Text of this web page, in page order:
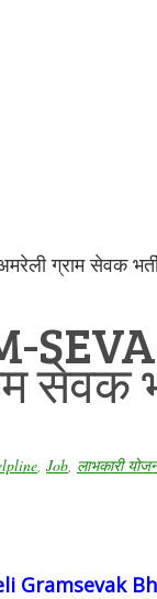
ग्राम सेवक
सेवक
Job लाभकारी
Gramsevak